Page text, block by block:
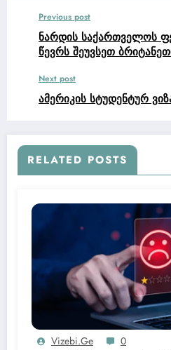
Previous post
ნარდის საქართველოს
წევრს შეუვსეთ
წარმატება და მოგება.
Next post
ამერიკის სტუდენტურ
RELATED POSTS
Vizebi.ge 0